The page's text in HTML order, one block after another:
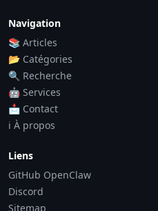
Navigation
📚 Articles
📂 Catégories
🔍 Recherche
🤖 Services
📩 Contact
ℹ️ À propos
Liens
GitHub OpenClaw
Discord
Sitemap